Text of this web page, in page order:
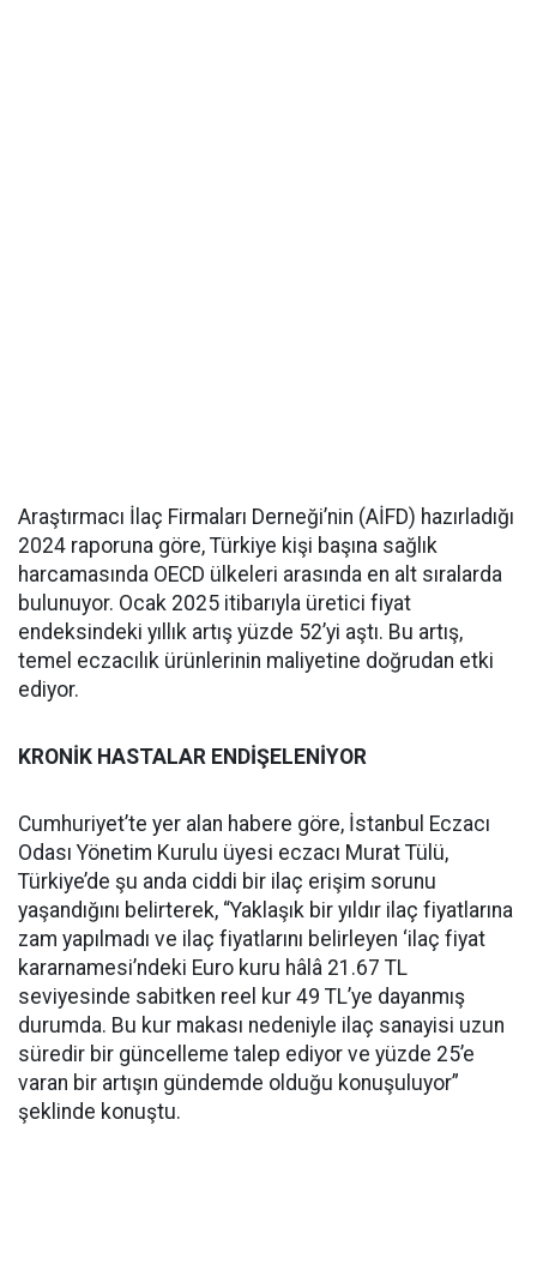
Araştırmacı İlaç Firmaları Derneği’nin (AİFD) hazırladığı
2024 raporuna göre, Türkiye kişi başına sağlık
harcamasında OECD ülkeleri arasında en alt sıralarda
bulunuyor. Ocak 2025 itibarıyla üretici fiyat
endeksindeki yıllık artış yüzde 52’yi aştı. Bu artış,
temel eczacılık ürünlerinin maliyetine doğrudan etki
ediyor.
KRONİK HASTALAR ENDİŞELENİYOR
Cumhuriyet’te yer alan habere göre, İstanbul Eczacı
Odası Yönetim Kurulu üyesi eczacı Murat Tülü,
Türkiye’de şu anda ciddi bir ilaç erişim sorunu
yaşandığını belirterek, “Yaklaşık bir yıldır ilaç fiyatlarına
zam yapılmadı ve ilaç fiyatlarını belirleyen ‘ilaç fiyat
kararnamesi’ndeki Euro kuru hâlâ 21.67 TL
seviyesinde sabitken reel kur 49 TL’ye dayanmış
durumda. Bu kur makası nedeniyle ilaç sanayisi uzun
süredir bir güncelleme talep ediyor ve yüzde 25’e
varan bir artışın gündemde olduğu konuşuluyor”
şeklinde konuştu.